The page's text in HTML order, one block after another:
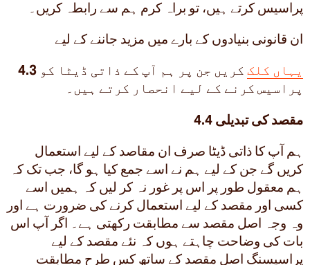
پراسیس کرتے ہیں، تو براہ کرم ہم سے رابطہ کریں۔
ان قانونی بنیادوں کے بارے میں مزید جاننے کے لیے
4.3
یہاں کلک کریں جن پر ہم آپ کے ذاتی ڈیٹا کو
پراسیس کرنے کے لیے انحصار کرتے ہیں۔
4.4 مقصد کی تبدیلی
ہم آپ کا ذاتی ڈیٹا صرف ان مقاصد کے لیے استعمال
کریں گے جن کے لیے ہم نے اسے جمع کیا ہو گا، جب تک کہ
ہم معقول طور پر اس پر غور نہ کر لیں کہ ہمیں اسے
کسی اور مقصد کے لیے استعمال کرنے کی ضرورت ہے اور
وہ وجہ اصل مقصد سے مطابقت رکھتی ہے۔ اگر آپ اس
بات کی وضاحت چاہتے ہوں کہ نئے مقصد کے لیے
پراسیسنگ اصل مقصد کے ساتھ کس طرح مطابقت